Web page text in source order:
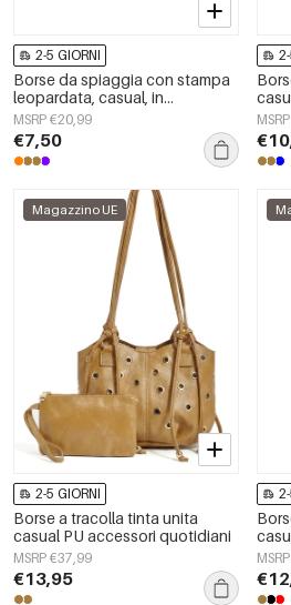
2-5 GIORNI
Borse da spiaggia con stampa
leopardata, casual, in
poliestere, accessori quotidiani
MSRP €20,99
€7,50
Magazzino UE
2-5 GIORNI
Borse a tracolla tinta unita
casual PU accessori quotidiani
MSRP €37,99
€13,95